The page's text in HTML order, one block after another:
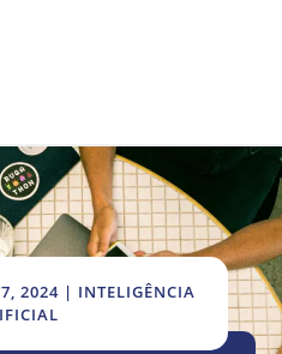
2024| INTELIGÊNCIA